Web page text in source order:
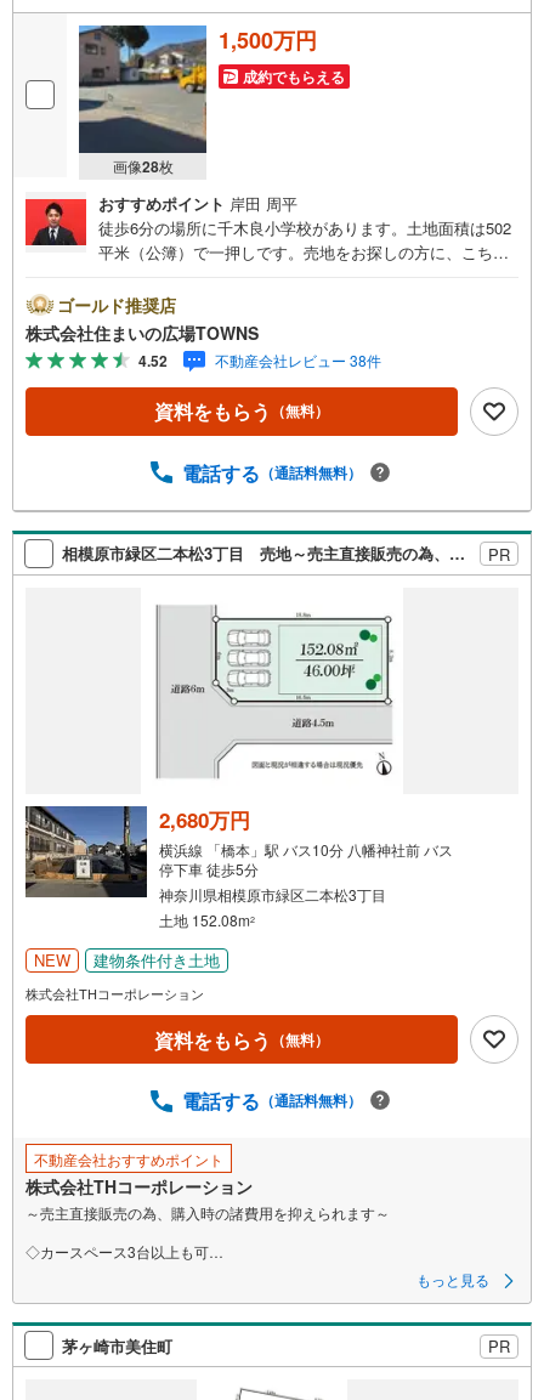
画像28枚
1,500万円
成約でもらえる
おすすめポイント 岸田 周平
徒歩6分の場所に千木良小学校があります。土地面積は502
平米（公簿）で一押しです。売地をお探しの方に、こちら
削減できます。立地する第一種中高層住居専用地域では、
一定の制限内で教育施設に加え、医療福祉施設、さらに小
規模な店舗や飲食店などの建設が認められている地域で
す。住まいに適した周辺環境の整っている住宅用地はこち
らとなっています。【年中無休/9:00～21:00】人気物件は
特にお問い合わせが集中するため、お早めにお電話下さ
見学がスムーズです。■その他、各種ご相談も承っておりま
ン■住まいの広場TOWNSからお客様へ経験豊富なスタッフ
が親身になってお客様に合った物件をご紹介させて頂きま
す！ /他社様掲載物件も併せてご紹介可能ですのでお気軽に
お越しも大歓迎です！
ゴールド推奨店
株式会社住まいの広場TOWNS
4.52 不動産会社レビュー 38件
資料をもらう （無料）
電話する （通話料無料）
相模原市緑区二本松3丁目 売地～売主直接販売の為、購入時の諸費用を抑えられます～ PR
2,680万円
横浜線 「橋本」駅 バス10分 八幡神社前 バス
停下車 徒歩5分
神奈川県相模原市緑区二本松3丁目
土地 152.08m2
NEW 建物条件付き土地
株式会社THコーポレーション
資料をもらう （無料）
電話する （通話料無料）
不動産会社おすすめポイント
株式会社THコーポレーション
～売主直接販売の為、購入時の諸費用を抑えられます～
◇カースペース3台以上も可
◇建築条件外し可能！理想を叶える自由設計
もっと見る
茅ヶ崎市美住町 PR